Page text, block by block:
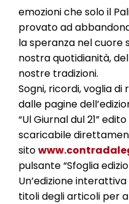
emozioni che solo il
provato ad
la speranza nel cuore
nostra quotidianità,
nostre tradizioni.
Sogni, ricordi, voglia
dalle pagine
“Ul Giurnal dul 21”
scaricabile
sito
pulsante “Sfoglia
Un’edizione
titoli degli articoli per